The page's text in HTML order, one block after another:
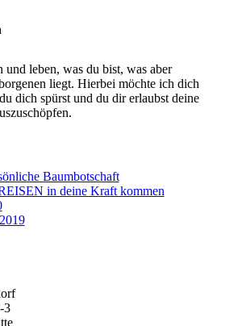
und leben, was du bist, was aber
liegt. Hierbei möchte ich dich
dich spürst und du dir erlaubst deine
Baumbotschaft
in deine Kraft kommen
3